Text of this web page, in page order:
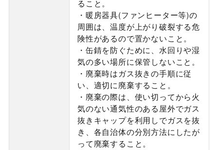
ること。
・暖房器具(ファンヒーター等)の
周囲は、温度が上がり破裂する危
険性があるので置かないこと。
・缶錆を防ぐために、水回りや湿
気の多い場所に保管しないこと。
・廃棄時はガス抜きの手順に従
い、適切に廃棄すること。
・廃棄の際は、使い切ってから火
気のない通気性のある屋外でガス
抜きキャップを利用しでガスを抜
き、各自治体の分別方法にしたが
って廃棄すること。